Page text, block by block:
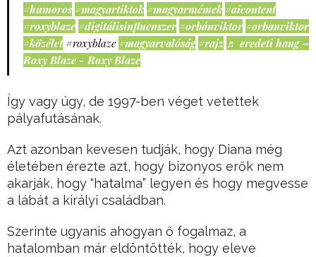
#humoros #magyartiktok #magyarmémek #aicontent
#roxyblaze #digitálisinfluenszer #orbánviktor #orbanviktor
#közélet #roxyblaze #magyarvalóság #rajz ♬ eredeti hang –
Roxy Blaze - Roxy Blaze
Így vagy úgy, de 1997-ben véget vetettek
pályafutásának.
Azt azonban kevesen tudják, hogy Diana még
életében érezte azt, hogy bizonyos erők nem
akarják, hogy “hatalma” legyen és hogy megvesse
a lábát a királyi családban.
Szerinte ugyanis ahogyan ő fogalmaz, a
hatalomban már eldöntötték, hogy eleve